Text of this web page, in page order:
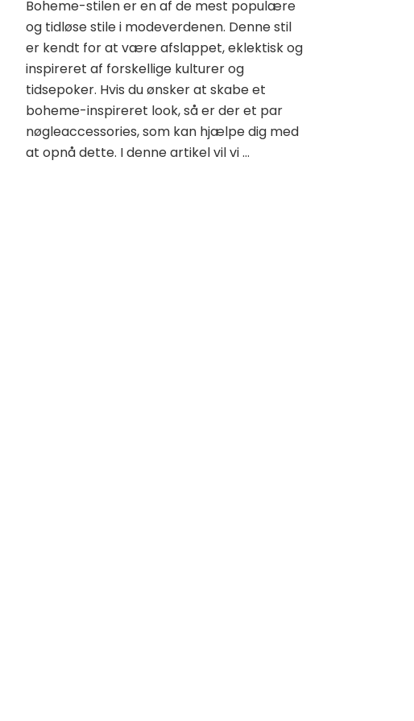
Boheme-stilen er en af de mest populære
og tidløse stile i modeverdenen. Denne stil
er kendt for at være afslappet, eklektisk og
inspireret af forskellige kulturer og
tidsepoker. Hvis du ønsker at skabe et
boheme-inspireret look, så er der et par
nøgleaccessories, som kan hjælpe dig med
at opnå dette. I denne artikel vil vi …